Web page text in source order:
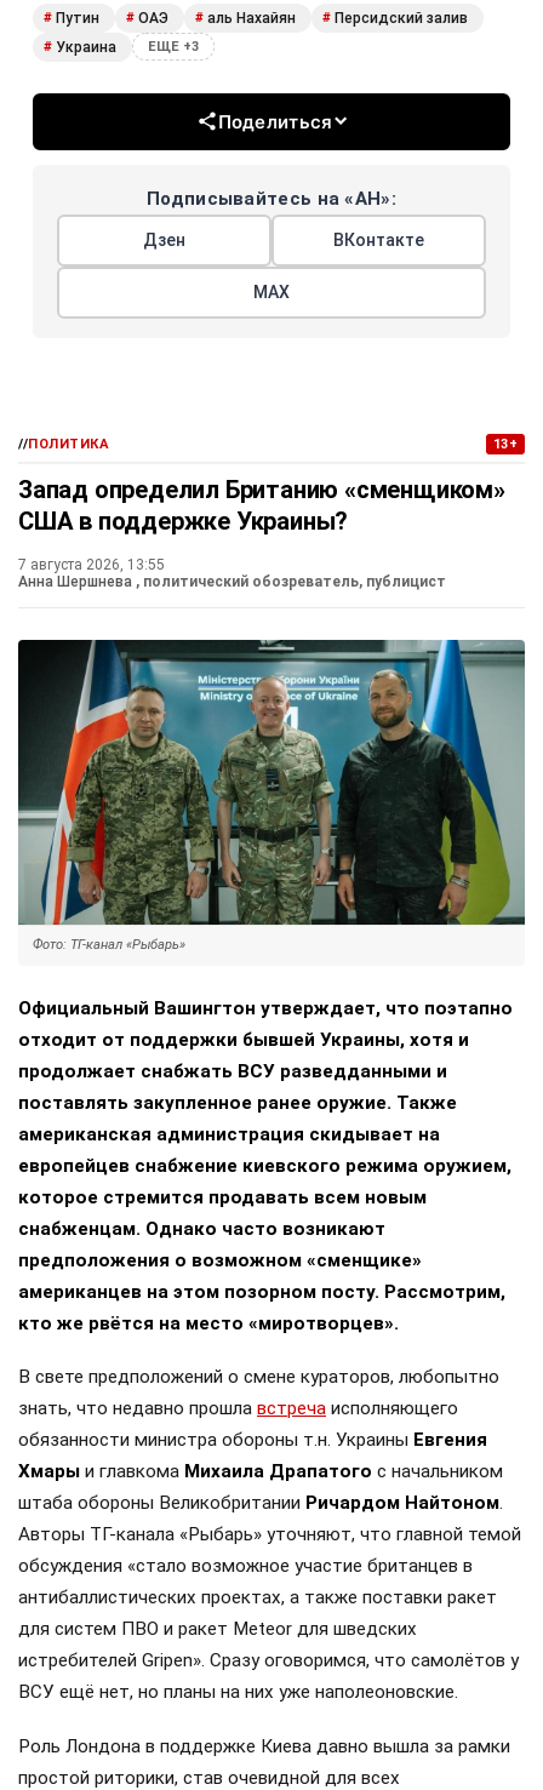
# Путин # ОАЭ # аль Нахайян # Персидский залив
# Украина ЕЩЕ +3
Поделиться
Подписывайтесь на «АН»:
Дзен ВКонтакте
МАХ
//ПОЛИТИКА 13+
Запад определил Британию «сменщиком»
США в поддержке Украины?
7 августа 2026, 13:55
Анна Шершнева , политический обозреватель, публицист
Фото: ТГ-канал «Рыбарь»
Официальный Вашингтон утверждает, что поэтапно
отходит от поддержки бывшей Украины, хотя и
продолжает снабжать ВСУ разведданными и
поставлять закупленное ранее оружие. Также
американская администрация скидывает на
европейцев снабжение киевского режима оружием,
которое стремится продавать всем новым
снабженцам. Однако часто возникают
предположения о возможном «сменщике»
американцев на этом позорном посту. Рассмотрим,
кто же рвётся на место «миротворцев».
В свете предположений о смене кураторов, любопытно
знать, что недавно прошла встреча исполняющего
обязанности министра обороны т.н. Украины Евгения
Хмары и главкома Михаила Драпатого с начальником
штаба обороны Великобритании Ричардом Найтоном.
Авторы ТГ-канала «Рыбарь» уточняют, что главной темой
обсуждения «стало возможное участие британцев в
антибаллистических проектах, а также поставки ракет
для систем ПВО и ракет Meteor для шведских
истребителей Gripen». Сразу оговоримся, что самолётов у
ВСУ ещё нет, но планы на них уже наполеоновские.
Роль Лондона в поддержке Киева давно вышла за рамки
простой риторики, став очевидной для всех